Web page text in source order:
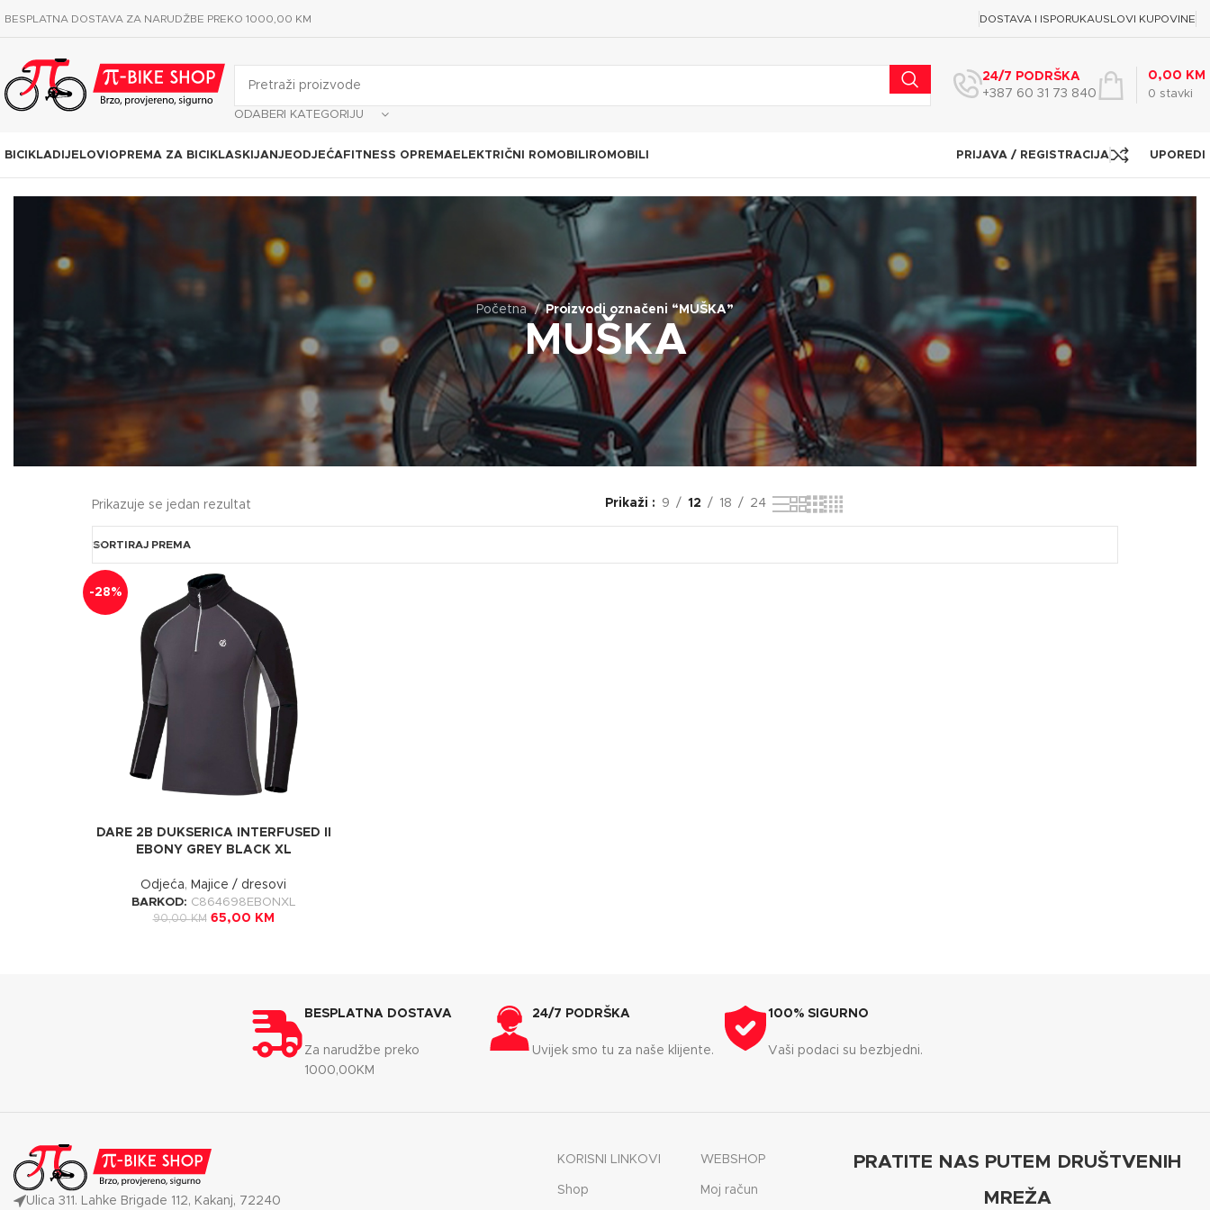
BESPLATNA DOSTAVA ZA NARUDŽBE PREKO 1000,00 KM DOSTAVA I ISPORUKAUSLOVI KUPOVINE
ODABERI KATEGORIJU
24/7 PODRŠKA
+387 60 31 73 840
0 stavki
0,00 KM
BICIKLA DIJELOVI OPREMA ZA BICIKLASKIJANJEODJEĆA FITNESS OPREMA ELEKTRIČNI ROMOBILI ROMOBILI PRIJAVA / REGISTRACIJA UPOREDI
Početna Proizvodi označeni “MUŠKA”
MUŠKA
Prikazuje se jedan rezultat Prikaži 9 12 18 24
SORTIRAJ PREMA
-28%
DARE 2B DUKSERICA INTERFUSED II
EBONY GREY BLACK XL
Odjeća, Majice / dresovi
BARKOD: C864698EBONXL
90,00KM 65,00 KM
BESPLATNA DOSTAVA
Za narudžbe preko
1000,00KM
24/7 PODRŠKA
Uvijek smo tu za naše klijente.
100% SIGURNO
Vaši podaci su bezbjedni.
Ulica 311. Lahke Brigade 112, Kakanj, 72240
KORISNI LINKOVI
Shop
WEBSHOP
Moj račun
PRATITE NAS PUTEM DRUŠTVENIH
MREŽA